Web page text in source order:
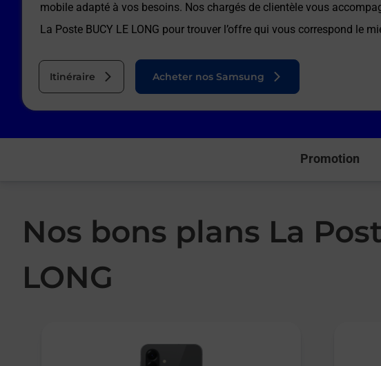
mobile adapté à vos besoins. Nos chargés de clientèle vous
La Poste BUCY LE LONG pour trouver l’offre qui vous correspond le
Itinéraire Acheter nos Samsung
Promotion
Nos bons plans La
LONG